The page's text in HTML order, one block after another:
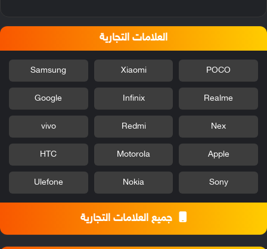
العلامات التجارية
POCO
Xiaomi
Samsung
Realme
Infinix
Google
Nex
Redmi
vivo
Apple
Motorola
HTC
Sony
Nokia
Ulefone
جميع العلامات التجارية